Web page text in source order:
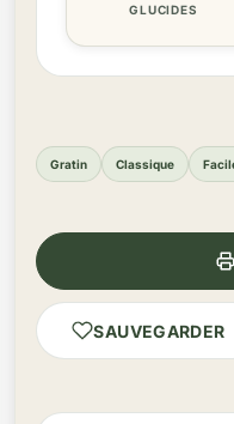
GLUCIDES
Gratin Classique
SAUVEGARDER